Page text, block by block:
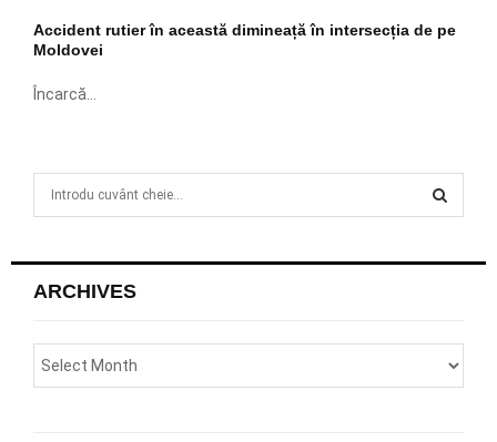
Accident rutier în această dimineață în intersecția de pe
Moldovei
Încarcă...
h
o
:
ARCHIVES